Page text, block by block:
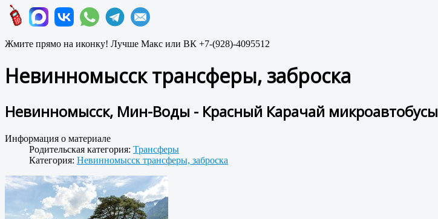
Жмите прямо на иконку! Лучше Макс или ВК +7-(928)-4095512
Невинномысск трансферы, заброска
Невинномысск, Мин-Воды - Красный Карачай микроавтобусы
Информация о материале
Родительская категория: Трансферы
Категория: Невинномысск трансферы, заброска